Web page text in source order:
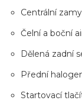
Centrální
Čelní a boční
Dělená zadní
Přední
Startovací